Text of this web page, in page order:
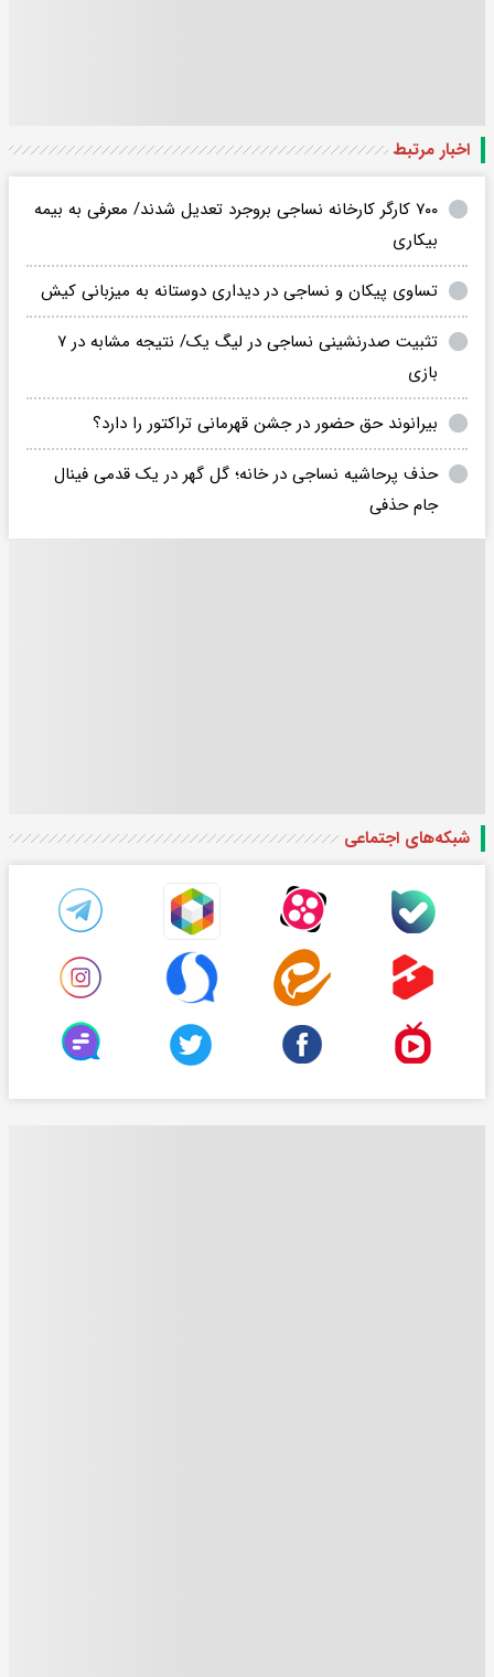
اخبار مرتبط
۷۰۰ کارگر کارخانه نساجی بروجرد تعدیل شدند/ معرفی به بیمه
بیکاری
تساوی پیکان و نساجی در دیداری دوستانه به میزبانی کیش
تثبیت صدرنشینی نساجی در لیگ یک/ نتیجه مشابه در ۷
بازی
بیرانوند حق حضور در جشن قهرمانی تراکتور را دارد؟
حذف پرحاشیه نساجی در خانه؛ گل گهر در یک قدمی فینال
جام حذفی
شبکه‌های اجتماعی